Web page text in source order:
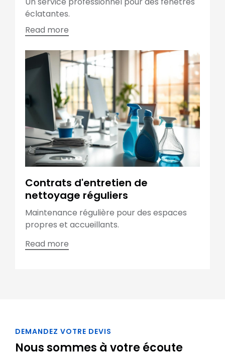
éclatantes.
Read more
Contrats d'entretien de
nettoyage réguliers
Maintenance régulière pour des espaces
propres et accueillants.
Read more
DEMANDEZ VOTRE DEVIS
Nous sommes à votre écoute